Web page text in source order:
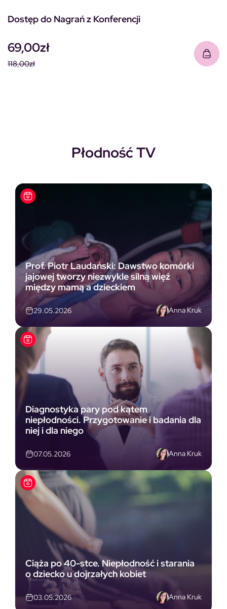
Dostęp do Nagrań z Konferencji
118,00zł
69,00zł
Płodność TV
Prof. Piotr Laudański: Dawstwo komórki
jajowej tworzy niezwykle silną więź
między mamą a dzieckiem
29.05.2026 Anna Kruk
Diagnostyka pary pod kątem
niepłodności. Przygotowanie i badania dla
niej i dla niego
07.05.2026 Anna Kruk
Ciąża po 40-stce. Niepłodność i starania
o dziecko u dojrzałych kobiet
03.05.2026 Anna Kruk